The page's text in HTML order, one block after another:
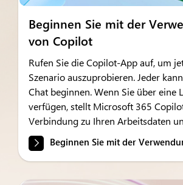
Beginnen Sie mit der
von Copilot
Rufen Sie die Copilot-App auf, um
Szenario auszuprobieren. Jeder
Chat beginnen. Wenn Sie über eine
verfügen, stellt Microsoft 365
Verbindung zu Ihren Arbeitsdaten
Beginnen Sie mit der